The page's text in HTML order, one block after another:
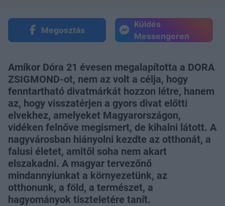
Megosztás
Küldés
Messengeren
Amikor Dóra 21 évesen megalapította a DORA
ZSIGMOND-ot, nem az volt a célja, hogy
fenntartható divatmárkát hozzon létre, hanem
az, hogy visszatérjen a gyors divat előtti
elvekhez, amelyeket Magyarországon,
vidéken felnőve megismert, de kihalni látott. A
nagyvárosban hiányolni kezdte az otthonát, a
falusi életet, amitől soha nem akart
elszakadni. A magyar tervezőnő
mindannyiunkat a környezetünk, az
otthonunk, a föld, a természet, a
hagyományok tiszteletére tanít.